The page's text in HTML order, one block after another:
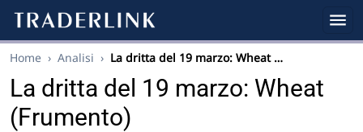
Home › Analisi › La dritta del 19 marzo: Wheat …
La dritta del 19 marzo: Wheat
(Frumento)